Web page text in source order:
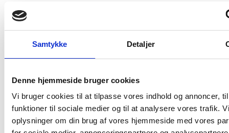
Samtykke Detaljer
Denne hjemmeside bruger cookies
Vi bruger cookies til at tilpasse vores indhold og annoncer,
funktioner til sociale medier og til at analysere vores trafik.
oplysninger om din brug af vores hjemmeside med vores
HeartSine 360P er det oplagte valg, hvis du ønsker en
til din arbejdsplads eller offentlige lokation.
Mål: 20 cm x 18,4 cm x 4,8 cm
Vægt: 1,1 kg